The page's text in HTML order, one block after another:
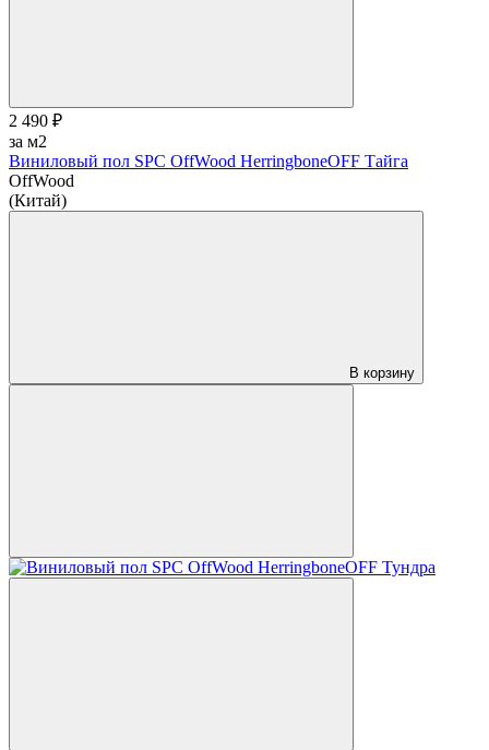
2 490 ₽
за м2
Виниловый пол SPC OffWood HerringboneOFF Тайга
OffWood
(Китай)
В корзину